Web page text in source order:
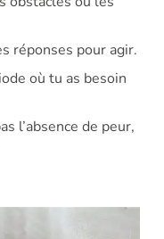
réponses pour agir.
où tu as besoin
l’absence de peur,